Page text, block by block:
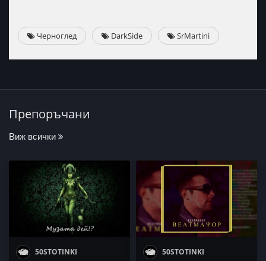
Черноглед DarkSide SrMartini
Препоръчани
Виж всички
50STOTINKI 50STOTINKI